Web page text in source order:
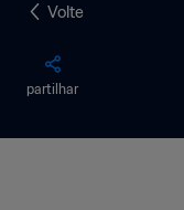
Volte
partilhar